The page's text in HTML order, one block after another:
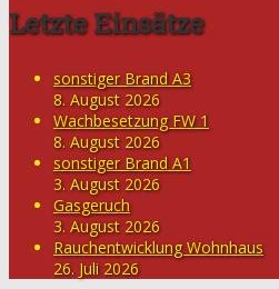
Letzte Einsätze
sonstiger Brand A3
8. August 2026
Wachbesetzung FW 1
8. August 2026
sonstiger Brand A1
3. August 2026
Gasgeruch
3. August 2026
Rauchentwicklung Wohnhaus
26. Juli 2026